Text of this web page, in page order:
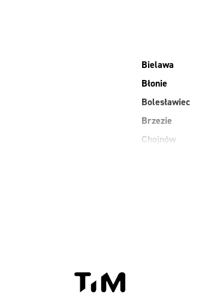
Bielawa
Błonie
Bolesławiec
Brzezie
Chojnów